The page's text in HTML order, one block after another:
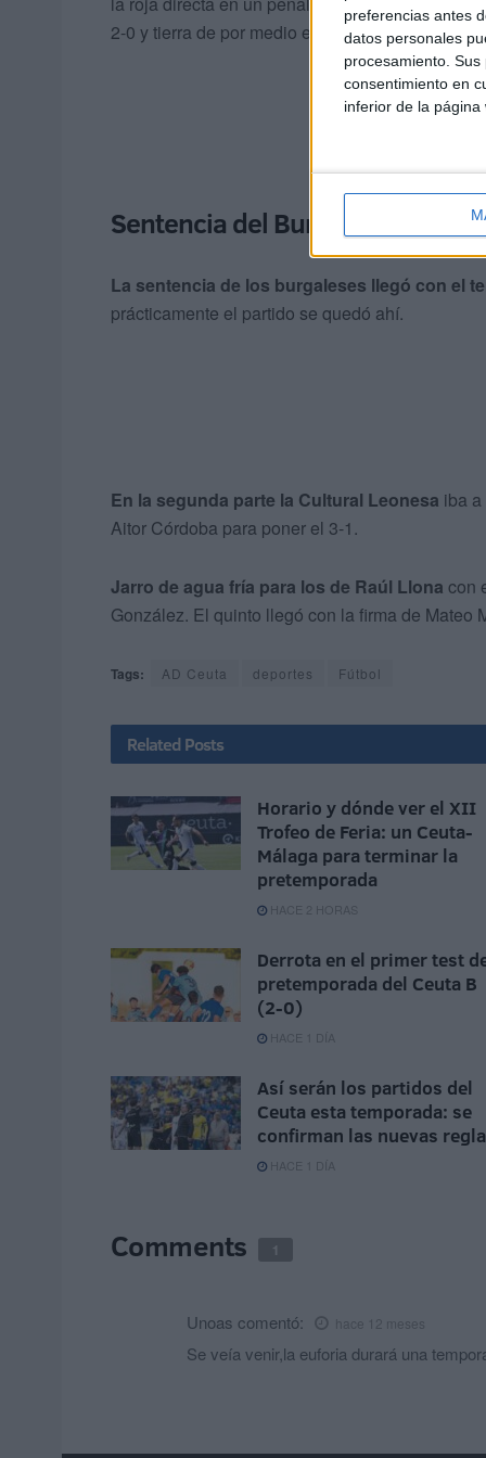
preferencias antes
datos personales
procesamiento.
consentimiento en
inferior de la página
2-0 y tierra de por medio en ‘El Plantío’
Sentencia del Burgos
La sentencia de los burgaleses llegó con el
prácticamente el partido se quedó ahí.
En la segunda parte la Cultural Leonesa iba
Aitor Córdoba para poner el 3-1.
Jarro de agua fría para los de Raúl Llona con
González. El quinto llegó con la firma de Mateo
Tags: AD Ceuta deportes Fútbol
Related Posts
Horario y dónde ver el XII
Trofeo de Feria: un Ceuta-
Málaga para terminar la
pretemporada
HACE 2 HORAS
Derrota en el primer test
pretemporada del Ceuta B
(2-0)
HACE 1 DÍA
Así serán los partidos del
Ceuta esta temporada: se
confirman las nuevas
HACE 1 DÍA
Comments 1
Unoas comentó: hace 12 meses
Se veía venir,la euforia durará una